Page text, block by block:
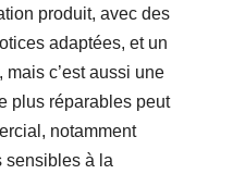
produit, avec des
adaptées, et un
mais c’est aussi une
plus réparables peut
notamment
sensibles à la